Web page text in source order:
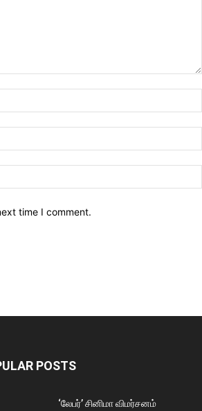
time I comment.
POSTS
‘லேபர்’ சினிமா விமர்சனம்